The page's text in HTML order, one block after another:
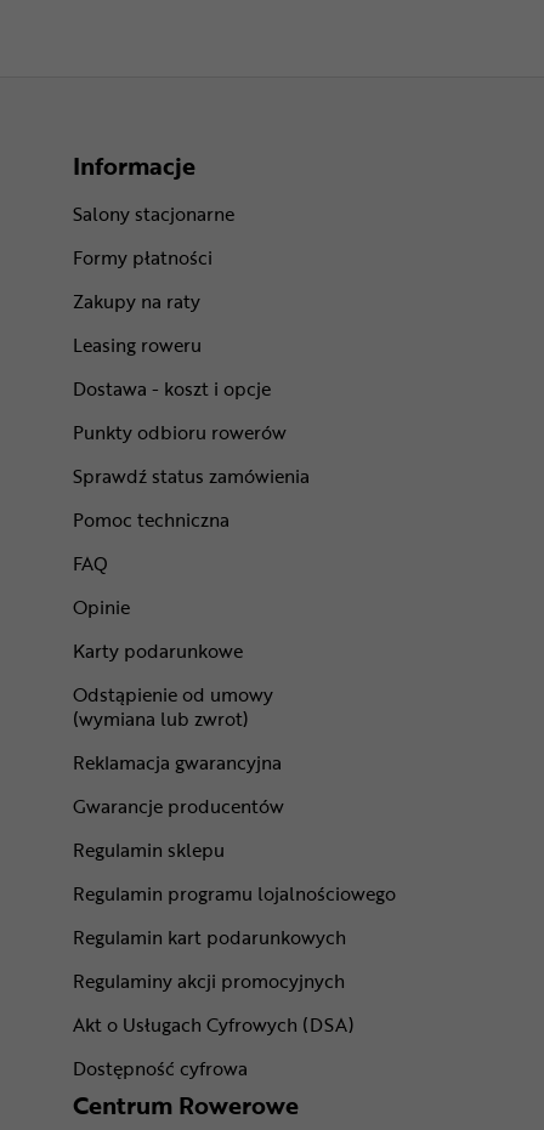
Informacje
Salony stacjonarne
Formy płatności
Zakupy na raty
Leasing roweru
Dostawa - koszt i opcje
Punkty odbioru rowerów
Sprawdź status zamówienia
Pomoc techniczna
FAQ
Opinie
Karty podarunkowe
Odstąpienie od umowy
(wymiana lub zwrot)
Reklamacja gwarancyjna
Gwarancje producentów
Regulamin sklepu
Regulamin programu lojalnościowego
Regulamin kart podarunkowych
Regulaminy akcji promocyjnych
Akt o Usługach Cyfrowych (DSA)
Dostępność cyfrowa
Centrum Rowerowe